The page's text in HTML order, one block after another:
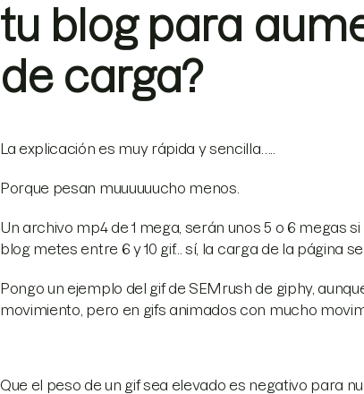
tu blog para
de carga?
La explicación es muy rápida y sencilla…..
Porque pesan muuuuuucho menos.
Un archivo mp4 de 1 mega, serán unos 5 o 6 megas
blog metes entre 6 y 10 gif... sí, la carga de la página
Pongo un ejemplo del gif de SEMrush de giphy,
movimiento, pero en gifs animados con mucho
Que el peso de un gif sea elevado es negativo para